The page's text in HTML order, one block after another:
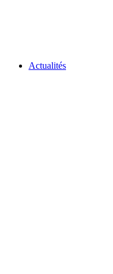
Actualités